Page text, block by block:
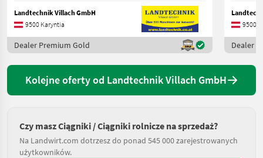
Landtechnik Villach GmbH
9500 Karyntia
Dealer Premium Gold
9500
Dealer
Kolejne oferty od Landtechnik Villach GmbH
Czy masz Ciągniki / Ciągniki rolnicze na sprzedaż?
Na Landwirt.com dotrzesz do ponad 545 000 zarejestrowanych
użytkowników.